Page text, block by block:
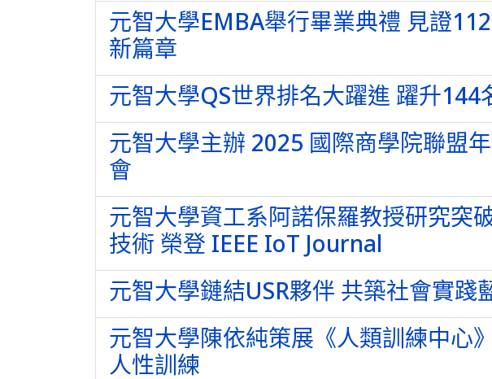
元智大學EMBA舉行畢業典禮 見證
新篇章
元智大學QS世界排名大躍進 躍升144
元智大學主辦 2025 國際商學院聯盟
會
元智大學資工系阿諾保羅教授研究突
技術 榮登 IEEE IoT Journal
元智大學鏈結USR夥伴 共築社會實踐
元智大學陳依純策展《人類訓練中心
人性訓練